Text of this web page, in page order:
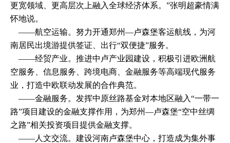
更宽领域、更高层次上融入全球经济体系。”张明超豪情满
怀地说。
——航空运输。努力开通郑州—卢森堡客运航线，为河
南居民出境游提供签证、出行“双便捷”服务。
——经贸产业。推进中卢产业园建设，积极引进欧洲航
空服务、信息服务、跨境电商、金融服务等高端现代服务
业，打造中欧联动发展的合作典范。
——金融服务。发挥中原丝路基金对本地区融入“一带一
路”项目建设的金融支撑作用，为郑州—卢森堡“空中丝绸
之路”相关投资项目提供金融支撑。
——人文交流。建设河南卢森堡中心，打造成为集外事